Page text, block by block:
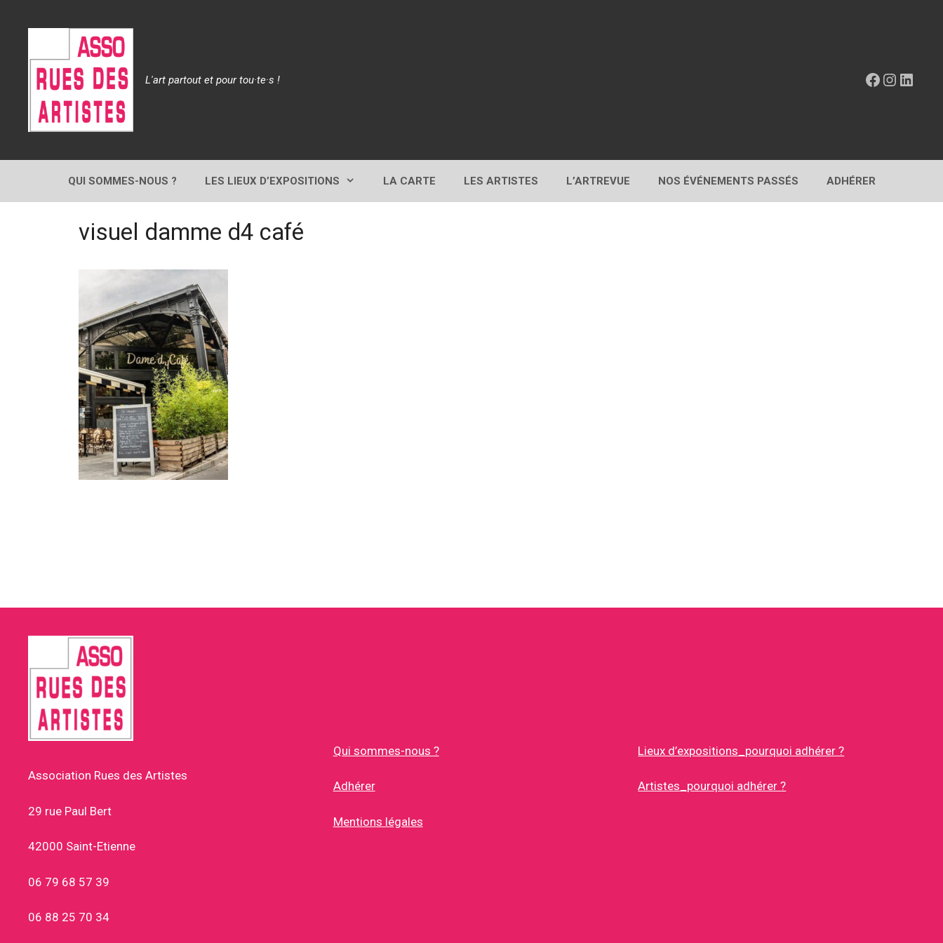
L'art partout et pour tou·te·s ! Facebook
QUI SOMMES-NOUS ? LES LIEUX D’EXPOSITIONS LA CARTE LES ARTISTES L’ARTREVUE NOS ÉVÉNEMENTS PASSÉS ADHÉRER
visuel damme d4 café
Association Rues des Artistes
29 rue Paul Bert
42000 Saint-Etienne
06 79 68 57 39
06 88 25 70 34
Qui sommes-nous ?
Adhérer
Mentions légales
Lieux d’expositions_pourquoi adhérer ?
Artistes_pourquoi adhérer ?